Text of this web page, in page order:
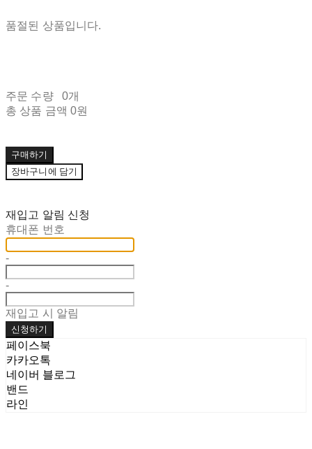
품절된 상품입니다.
주문 수량
0개
총 상품 금액 0원
구매하기
장바구니에 담기
재입고 알림 신청
휴대폰 번호
-
-
재입고 시 알림
신청하기
페이스북
카카오톡
네이버 블로그
밴드
라인